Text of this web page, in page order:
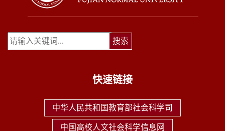
快速链接
中华人民共和国教育部社会科学司
中国高校人文社会科学信息网